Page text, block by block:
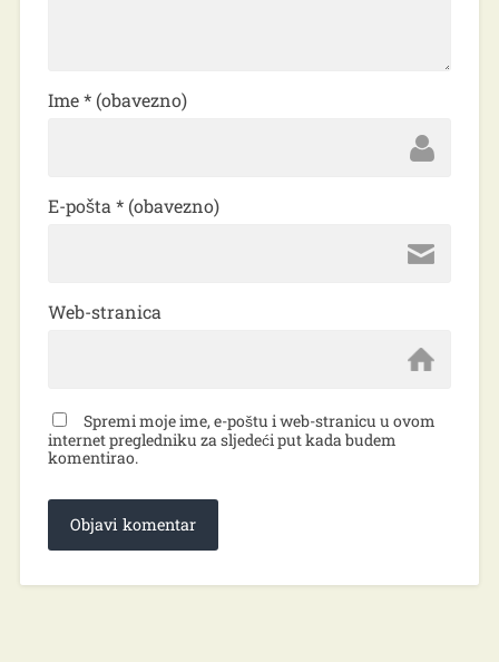
Ime* (obavezno)
E-pošta * (obavezno)
Web-stranica
Spremi moje ime, e-poštu i web-stranicu u ovom
internet pregledniku za sljedeći put kada budem
komentirao.